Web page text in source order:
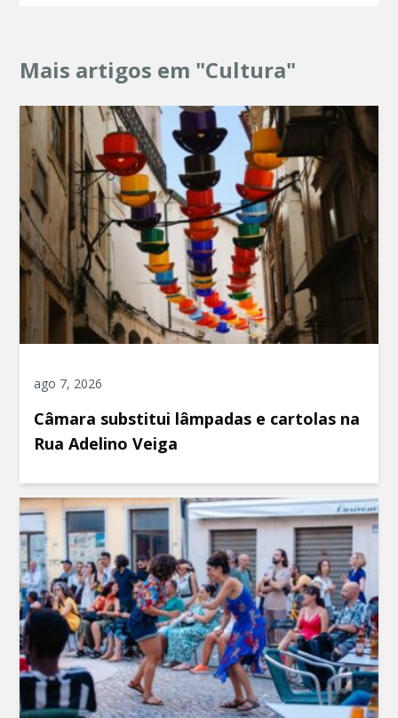
Mais artigos em "Cultura"
ago 7, 2026
Câmara substitui lâmpadas e cartolas na
Rua Adelino Veiga